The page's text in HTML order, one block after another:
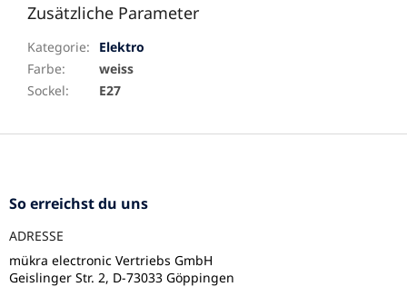
Zusätzliche Parameter
Kategorie:
Elektro
Farbe:
weiss
Sockel: E27
F
So erreichst du uns
ADRESSE
mükra electronic Vertriebs GmbH
Geislinger Str. 2, D-73033 Göppingen